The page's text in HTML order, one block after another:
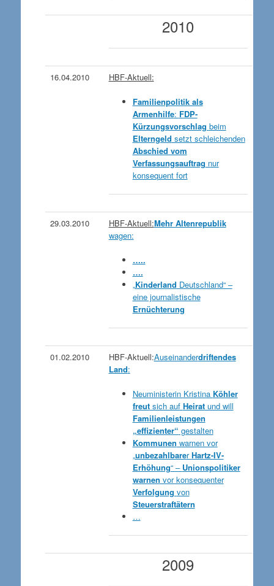
2010
16.04.2010 HBF-Aktuell:
Familienpolitik als
Armenhilfe: FDP-
Kürzungsvorschlag beim
Elterngeld setzt schleichenden
Abschied vom
Verfassungsauftrag nur
konsequent fort
29.03.2010 HBF-Aktuell:Mehr Altenrepublik
wagen:
…..
….
„Kinderland Deutschland“ –
eine journalistische
Ernüchterung
01.02.2010 HBF-Aktuell:Auseinanderdriftendes
Land:
Neuministerin Kristina Köhler
freutsich auf Heiratund will
Familienleistungen
„effizienter“ gestalten
Kommunen warnen vor
„unbezahlbarerHartz-IV-
Erhöhung“ – Unionspolitiker
warnen vor konsequenter
Verfolgung von
Steuerstraftätern
…
2009